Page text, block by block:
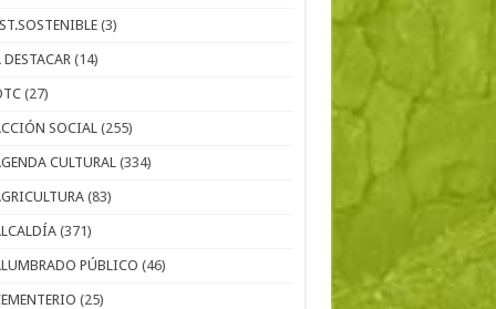
(3)
DESTACAR (14)
(27)
SOCIAL (255)
CULTURAL (334)
(83)
(371)
PÚBLICO (46)
(25)